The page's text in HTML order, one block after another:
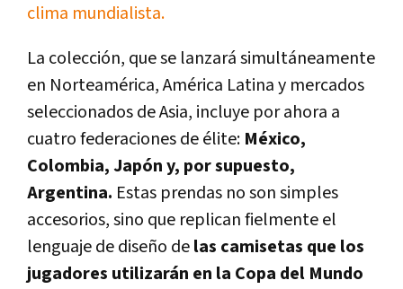
clima mundialista.
La colección, que se lanzará simultáneamente
en Norteamérica, América Latina y mercados
seleccionados de Asia, incluye por ahora a
cuatro federaciones de élite: México,
Colombia, Japón y, por supuesto,
Argentina. Estas prendas no son simples
accesorios, sino que replican fielmente el
lenguaje de diseño delas camisetas que los
jugadores utilizarán en la Copa del Mundo